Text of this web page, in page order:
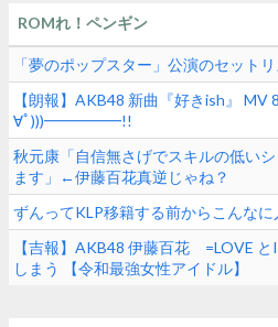
ROMれ！ペンギン
「夢のポップスター」公演のセット
【朗報】AKB48 新曲『好きish』
∀ﾟ)))━━━━━!!
秋元康「自信無さげでスキルの低い
ます」←伊藤百花真逆じゃね？
ずんってKLP移籍する前からこんなに
【吉報】AKB48 伊藤百花 =LOVE
しまう 【令和最強女性アイドル】